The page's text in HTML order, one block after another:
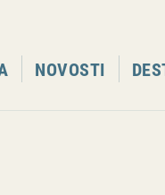
NOVOSTI